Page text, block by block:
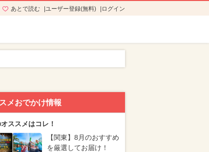
あとで読む ユーザー登録(無料) ログイン
メおでかけ情報
ススメはコレ！
【関東】8月のおすすめ
を厳選してお届け！